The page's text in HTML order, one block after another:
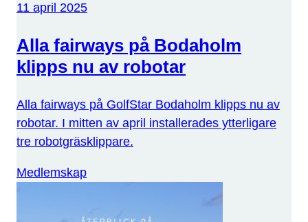
11 april 2025
Alla fairways på Bodaholm
klipps nu av robotar
Alla fairways på GolfStar Bodaholm klipps nu av
robotar. I mitten av april installerades ytterligare
tre robotgräsklippare.
Medlemskap